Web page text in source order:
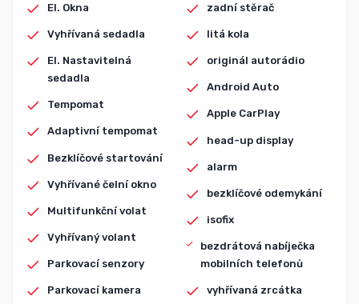
El. Okna
Vyhřívaná sedadla
El. Nastavitelná
sedadla
Tempomat
Adaptivní tempomat
Bezklíčové startování
Vyhřívané čelní okno
Multifunkční volat
Vyhřívaný volant
Parkovací senzory
Parkovací kamera
zadní stěrač
litá kola
originál autorádio
Android Auto
Apple CarPlay
head-up display
alarm
bezklíčové odemykání
isofix
bezdrátová nabíječka
mobilních telefonů
vyhřívaná zrcátka